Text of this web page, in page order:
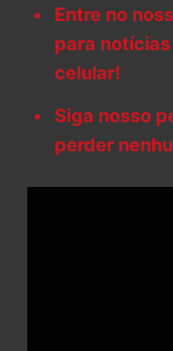
Entre no
para
celular!
Siga nosso
perder